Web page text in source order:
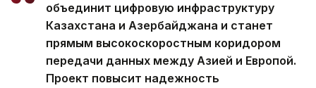
объединит цифровую инфраструктуру
Казахстана и Азербайджана и станет
прямым высокоскоростным коридором
передачи данных между Азией и Европой.
Проект повысит надежность